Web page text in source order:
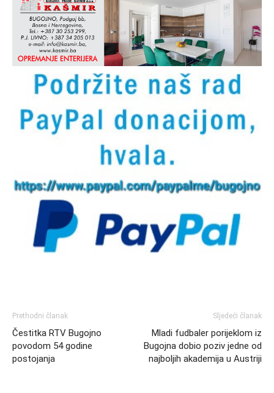
Prethodni članak
Čestitka RTV Bugojno
povodom 54 godine
postojanja
Sljedeći članak
Mladi fudbaler porijeklom iz
Bugojna dobio poziv jedne od
najboljih akademija u Austriji